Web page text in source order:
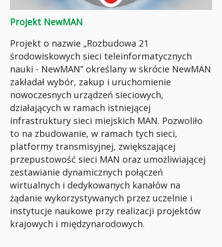
Projekt NewMAN
Projekt o nazwie „Rozbudowa 21
środowiskowych sieci teleinformatycznych
nauki - NewMAN” określany w skrócie NewMAN
zakładał wybór, zakup i uruchomienie
nowoczesnych urządzeń sieciowych,
działających w ramach istniejącej
infrastruktury sieci miejskich MAN. Pozwoliło
to na zbudowanie, w ramach tych sieci,
platformy transmisyjnej, zwiększającej
przepustowość sieci MAN oraz umożliwiającej
zestawianie dynamicznych połączeń
wirtualnych i dedykowanych kanałów na
żądanie wykorzystywanych przez uczelnie i
instytucje naukowe przy realizacji projektów
krajowych i międzynarodowych.